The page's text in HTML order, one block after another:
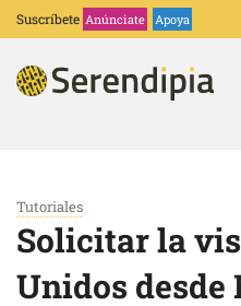
Suscríbete Anúnciate Apoya
Tutoriales
Solicitar la
Unidos desde